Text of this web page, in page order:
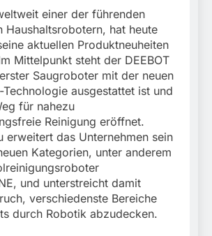
führt zur Sicherstellung
unversteuerter Zigaretten
und Einleitung eines
Steuerstrafverfahrens
Kraftfahrzeug über die
Grenze
eingereist/Bundespolizei
stellt Auto sicher
3. August 2026
einer der führenden
Haushaltsrobotern, hat heute
aktuellen Produktneuheiten
Mittelpunkt steht der DEEBOT
Saugroboter mit der neuen
ausgestattet ist und
für nahezu
Reinigung eröffnet.
erweitert das Unternehmen sein
Kategorien, unter anderem
und unterstreicht damit
verschiedenste Bereiche
durch Robotik abzudecken.